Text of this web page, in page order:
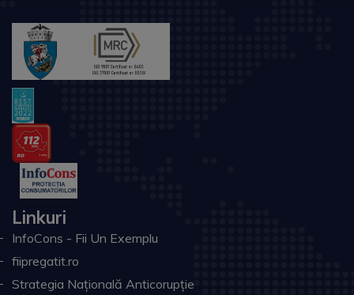
Linkuri
InfoCons - Fii Un Exemplu
fiipregatit.ro
Strategia Națională Anticorupție